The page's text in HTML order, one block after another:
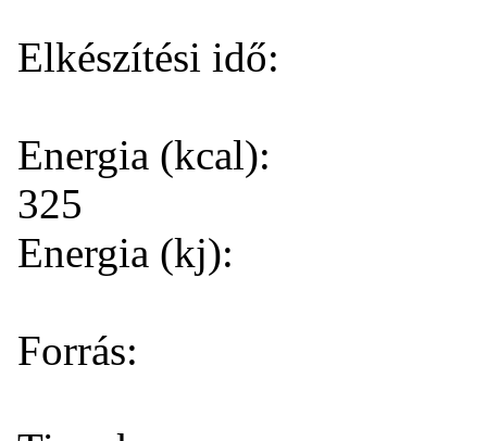
Elkészítési idő:
Energia (kcal):
325
Energia (kj):
Forrás: